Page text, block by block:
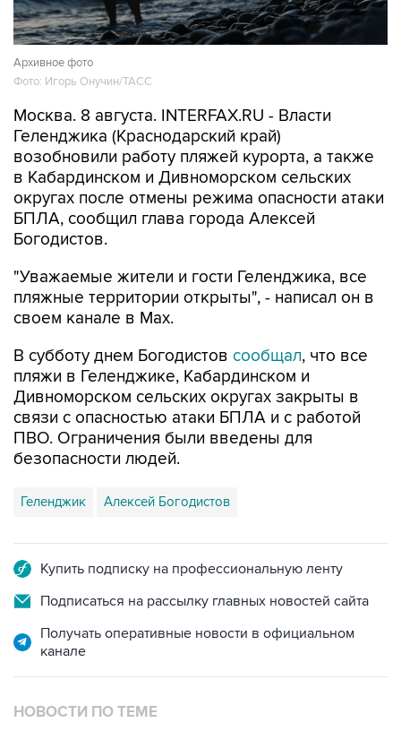
Архивное фото
Фото: Игорь Онучин/ТАСС
Москва. 8 августа. INTERFAX.RU - Власти
Геленджика (Краснодарский край)
возобновили работу пляжей курорта, а также
в Кабардинском и Дивноморском сельских
округах после отмены режима опасности атаки
БПЛА, сообщил глава города Алексей
Богодистов.
"Уважаемые жители и гости Геленджика, все
пляжные территории открыты", - написал он в
своем канале в Max.
В субботу днем Богодистов сообщал, что все
пляжи в Геленджике, Кабардинском и
Дивноморском сельских округах закрыты в
связи с опасностью атаки БПЛА и с работой
ПВО. Ограничения были введены для
безопасности людей.
Геленджик Алексей Богодистов
Купить подписку на профессиональную ленту
Подписаться на рассылку главных новостей сайта
Получать оперативные новости в официальном
канале
НОВОСТИ ПО ТЕМЕ